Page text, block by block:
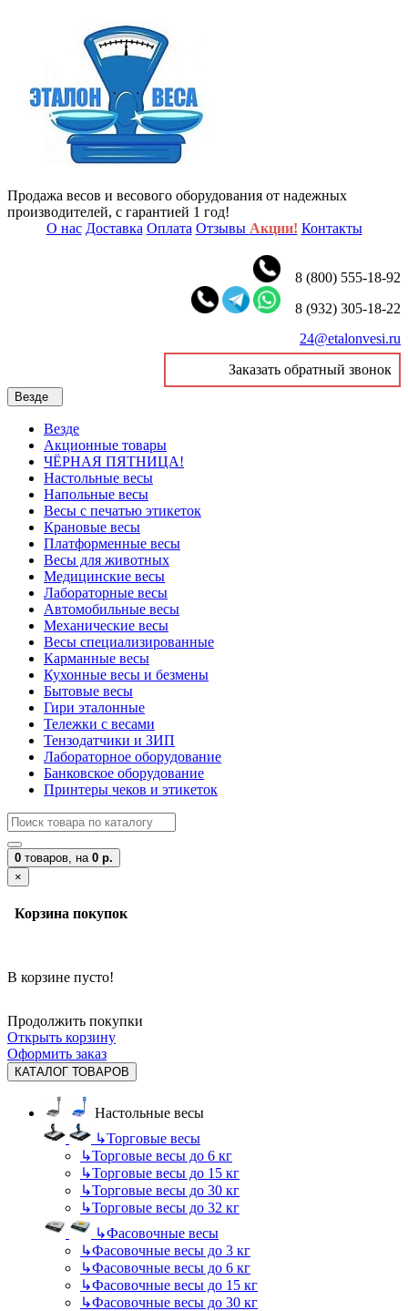
Продажа весов и весового оборудования от надежных
производителей, с гарантией 1 год!
О нас Доставка Оплата Отзывы Акции! Контакты
8 (800) 555-18-92
8 (932) 305-18-22
24@etalonvesi.ru
Заказать обратный звонок
Везде
Везде
Акционные товары
ЧЁРНАЯ ПЯТНИЦА!
Настольные весы
Напольные весы
Весы с печатью этикеток
Крановые весы
Платформенные весы
Весы для животных
Медицинские весы
Лабораторные весы
Автомобильные весы
Механические весы
Весы специализированные
Карманные весы
Кухонные весы и безмены
Бытовые весы
Гири эталонные
Тележки с весами
Тензодатчики и ЗИП
Лабораторное оборудование
Банковское оборудование
Принтеры чеков и этикеток
0 товаров, на 0 р.
×
Корзина покупок
В корзине пусто!
Продолжить покупки
Открыть корзину
Оформить заказ
КАТАЛОГ ТОВАРОВ
Настольные весы
↳Торговые весы
↳Торговые весы до 6 кг
↳Торговые весы до 15 кг
↳Торговые весы до 30 кг
↳Торговые весы до 32 кг
↳Фасовочные весы
↳Фасовочные весы до 3 кг
↳Фасовочные весы до 6 кг
↳Фасовочные весы до 15 кг
↳Фасовочные весы до 30 кг